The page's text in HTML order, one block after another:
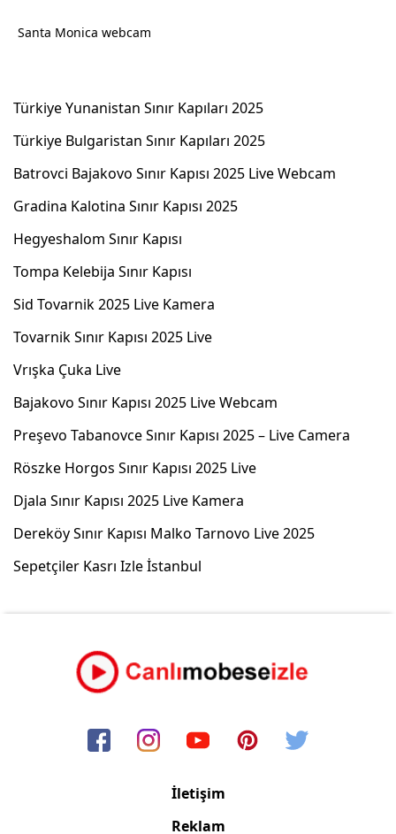
Santa Monica webcam
Türkiye Yunanistan Sınır Kapıları 2025
Türkiye Bulgaristan Sınır Kapıları 2025
Batrovci Bajakovo Sınır Kapısı 2025 Live Webcam
Gradina Kalotina Sınır Kapısı 2025
Hegyeshalom Sınır Kapısı
Tompa Kelebija Sınır Kapısı
Sid Tovarnik 2025 Live Kamera
Tovarnik Sınır Kapısı 2025 Live
Vrışka Çuka Live
Bajakovo Sınır Kapısı 2025 Live Webcam
Preşevo Tabanovce Sınır Kapısı 2025 – Live Camera
Röszke Horgos Sınır Kapısı 2025 Live
Djala Sınır Kapısı 2025 Live Kamera
Dereköy Sınır Kapısı Malko Tarnovo Live 2025
Sepetçiler Kasrı Izle İstanbul
İletişim
Reklam